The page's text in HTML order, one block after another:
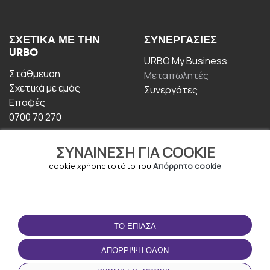
ΣΥΝΑΊΝΕΣΗ ΓΙΑ COOKIE
cookie χρήσης ιστότοπου Απόρρητο cookie
ΤΟ ΈΠΙΑΣΑ
ΑΠΌΡΡΙΨΗ ΌΛΩΝ
ΣΧΕΤΙΚΆ ΜΕ ΤΗΝ
URBO
Στάθμευση
Σχετικά με εμάς
Επαφές
0700 70 270
ΣΥΝΕΡΓΑΣΊΕΣ
URBO My Business
Μεταπωλητές
Συνεργάτες
ΟΡΟΙ ΧΡΉΣΗΣ
Οροι και Προϋποθέσεις
Πολιτική απορρήτου
ΚΑΤΕΒΆΣΤΕ ΤΗΝ
ΕΦΑΡΜΟΓΉ